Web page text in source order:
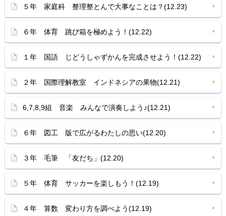
５年 家庭科 整理整とんで大事なことは？(12.23)
６年 体育 跳び箱を極めよう！(12.22)
１年 国語 じどうしゃずかんを完成させよう！(12.22)
２年 国際理解教室 インドネシアの果物(12.21)
6,7,8,9組 音楽 みんなで演奏しよう♪(12.21)
６年 図工 版で広がるわたしの思い(12.20)
３年 毛筆 「友だち」(12.20)
５年 体育 サッカーを楽しもう！(12.19)
４年 算数 変わり方を調べよう(12.19)